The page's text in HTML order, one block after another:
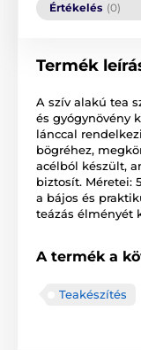
Értékelés (0)
Termék
A szív alakú tea
és gyógynövény
lánccal
bögréhez,
acélból készült,
biztosít. Méretei:
a bájos és
teázás élményét
A termék a
Teakészítés